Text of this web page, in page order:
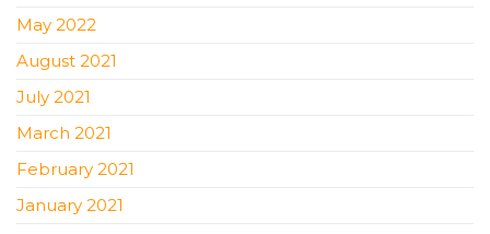
May 2022
August 2021
July 2021
March 2021
February 2021
January 2021